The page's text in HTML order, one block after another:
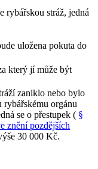
rybářskou stráž, jedná
uložena pokuta do
který jí může být
zaniklo nebo bylo
rybářskému orgánu
se o přestupek ( §
znění pozdějších
30 000 Kč.